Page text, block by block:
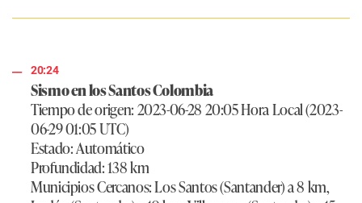
20:24
Sismo en los Santos Colombia
Tiempo de origen: 2023-06-28 20:05 Hora Local (2023-
06-29 01:05 UTC)
Estado: Automático
Profundidad: 138 km
Municipios Cercanos: Los Santos (Santander) a 8 km,